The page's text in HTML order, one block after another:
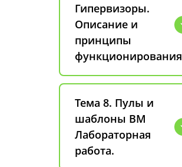
Гипервизоры.
Описание и
принципы
функционирования
Тема 8. Пулы и
шаблоны ВМ
Лабораторная
работа.